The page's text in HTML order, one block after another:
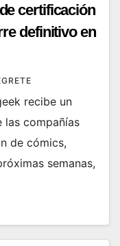
certificación
definitivo en
recibe un
las compañías
de cómics,
semanas,